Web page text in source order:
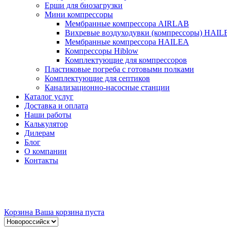
Ерши для биозагрузки
Мини компрессоры
Мембранные компрессора AIRLAB
Вихревые воздуходувки (компрессоры)
Мембранные компрессора HAILEA
Компрессоры Hiblow
Комплектующие для компрессоров
Пластиковые погреба с готовыми полками
Комплектующие для септиков
Канализационно-насосные станции
Каталог услуг
Доставка и оплата
Наши работы
Калькулятор
Дилерам
Блог
О компании
Контакты
Корзина Ваша корзина пуста